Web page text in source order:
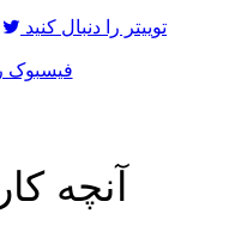
توییتر را دنبال کنید
فیسبوک
آنچه